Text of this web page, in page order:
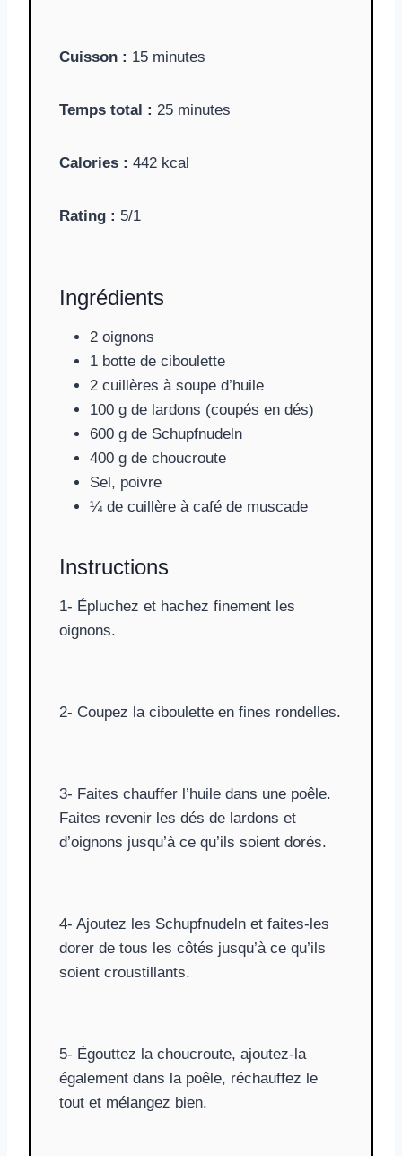
Cuisson : 15 minutes
Temps total : 25 minutes
Calories : 442 kcal
Rating : 5/1
Ingrédients
2 oignons
1 botte de ciboulette
2 cuillères à soupe d’huile
100 g de lardons (coupés en dés)
600 g de Schupfnudeln
400 g de choucroute
Sel, poivre
¼ de cuillère à café de muscade
Instructions
1- Épluchez et hachez finement les
oignons.
2- Coupez la ciboulette en fines rondelles.
3- Faites chauffer l’huile dans une poêle.
Faites revenir les dés de lardons et
d’oignons jusqu’à ce qu’ils soient dorés.
4- Ajoutez les Schupfnudeln et faites-les
dorer de tous les côtés jusqu’à ce qu’ils
soient croustillants.
5- Égouttez la choucroute, ajoutez-la
également dans la poêle, réchauffez le
tout et mélangez bien.